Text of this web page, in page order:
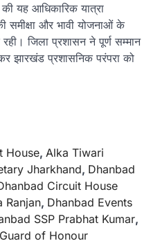
यह आधिकारिक यात्रा
समीक्षा और भावी योजनाओं के
जिला प्रशासन ने पूर्ण सम्मान
झारखंड प्रशासनिक परंपरा को
House, Alka Tiwari
Jharkhand, Dhanbad
Circuit House
Ranjan, Dhanbad Events
SSP Prabhat Kumar,
Guard of Honour